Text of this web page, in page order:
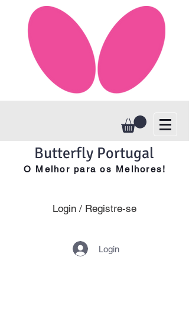
Butterfly Portugal
O Melhor para os Melhores!
Login / Registre-se
Login